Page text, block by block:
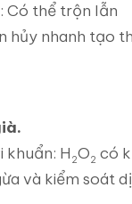
Có thể trộn lẫn
hủy nhanh tạo
khuẩn: H 2O2 có
và kiểm soát